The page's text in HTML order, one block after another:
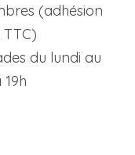
(adhésion
du lundi au